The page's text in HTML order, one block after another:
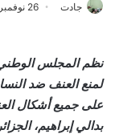
جادت 26 نوفمبر، 2024
نظم المجلس الوطني
لمنع العنف ضد
على جميع أشكال
بدالي إبراهيم،